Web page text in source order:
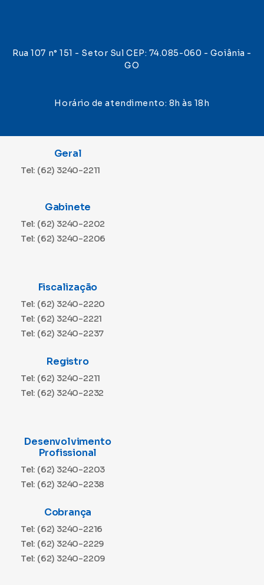
Rua 107 n° 151 - Setor Sul CEP: 74.085-060 - Goiânia -
GO
Horário de atendimento: 8h às 18h
Geral
Tel: (62) 3240-2211
Gabinete
Tel: (62) 3240-2202
Tel: (62) 3240-2206
Fiscalização
Tel: (62) 3240-2220
Tel: (62) 3240-2221
Tel: (62) 3240-2237
Registro
Tel: (62) 3240-2211
Tel: (62) 3240-2232
Desenvolvimento
Profissional
Tel: (62) 3240-2203
Tel: (62) 3240-2238
Cobrança
Tel: (62) 3240-2216
Tel: (62) 3240-2229
Tel: (62) 3240-2209